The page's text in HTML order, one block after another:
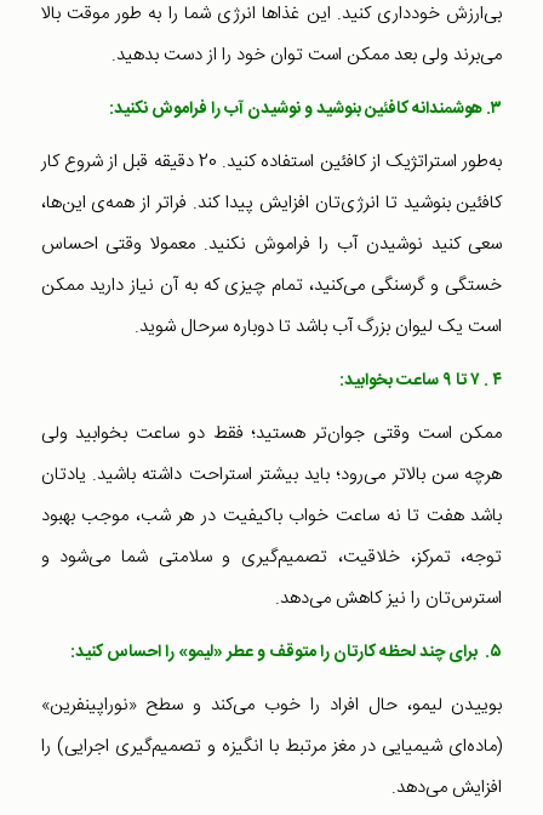
بی‌ارزش خودداری کنید. این غذاها انرژی شما را به طور موقت بالا
می‌برند ولی بعد ممکن است توان خود را از دست بدهید.
۳. هوشمندانه کافئین بنوشید و نوشیدن آب را فراموش نکنید:
به‌طور استراتژیک از کافئین استفاده کنید. 20 دقیقه قبل از شروع کار
کافئین بنوشید تا انرژی‌تان افزایش پیدا کند. فراتر از همه‌ی این‌ها،
سعی کنید نوشیدن آب را فراموش نکنید. معمولا وقتی احساس
خستگی و گرسنگی می‌کنید، تمام چیزی که به آن نیاز دارید ممکن
است یک لیوان بزرگ آب باشد تا دوباره سرحال شوید.
۴ . ۷ تا ۹ ساعت بخوابید:
ممکن است وقتی جوان‌تر هستید؛ فقط دو ساعت بخوابید ولی
هرچه سن بالاتر می‌رود؛ باید بیشتر استراحت داشته باشید. یادتان
باشد هفت تا نه ساعت خواب باکیفیت در هر شب، موجب بهبود
توجه، تمرکز، خلاقیت، تصمیم‌گیری و سلامتی شما می‌شود و
استرس‌تان را نیز کاهش می‌دهد.
۵. برای چند لحظه کارتان را متوقف و عطر «لیمو» را احساس کنید:
بوییدن لیمو، حال افراد را خوب می‌کند و سطح «نوراپینفرین»
(ماده‌‌ای شیمیایی در مغز مرتبط با انگیزه و تصمیم‌گیری اجرایی) را
افزایش می‌دهد.